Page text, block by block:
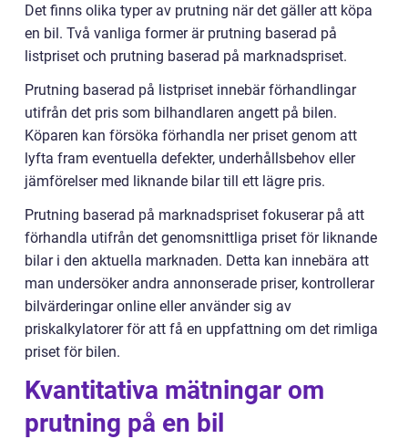
Det finns olika typer av prutning när det gäller att köpa
en bil. Två vanliga former är prutning baserad på
listpriset och prutning baserad på marknadspriset.
Prutning baserad på listpriset innebär förhandlingar
utifrån det pris som bilhandlaren angett på bilen.
Köparen kan försöka förhandla ner priset genom att
lyfta fram eventuella defekter, underhållsbehov eller
jämförelser med liknande bilar till ett lägre pris.
Prutning baserad på marknadspriset fokuserar på att
förhandla utifrån det genomsnittliga priset för liknande
bilar i den aktuella marknaden. Detta kan innebära att
man undersöker andra annonserade priser, kontrollerar
bilvärderingar online eller använder sig av
priskalkylatorer för att få en uppfattning om det rimliga
priset för bilen.
Kvantitativa mätningar om
prutning på en bil